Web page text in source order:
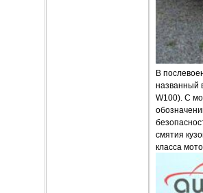
В
названный
W100). С
смятия
класса